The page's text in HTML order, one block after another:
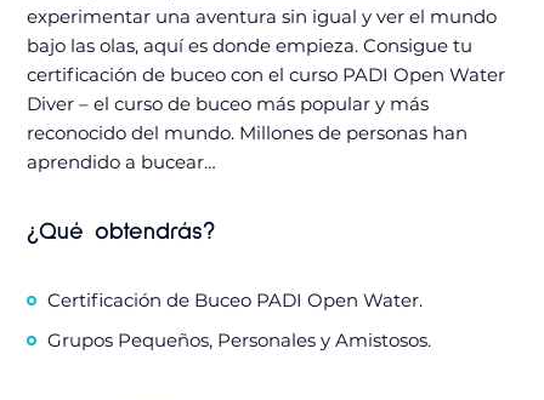
experimentar una aventura sin igual y ver el mundo
bajo las olas, aquí es donde empieza. Consigue tu
certificación de buceo con el curso PADI Open Water
Diver – el curso de buceo más popular y más
reconocido del mundo. Millones de personas han
aprendido a bucear…
¿Qué obtendrás?
Certificación de Buceo PADI Open Water.
Grupos Pequeños, Personales y Amistosos.